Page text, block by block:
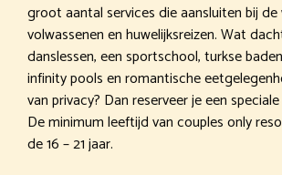
groot aantal services die aansluiten bij de
volwassenen en huwelijksreizen. Wat
danslessen, een sportschool, turkse
infinity pools en romantische
van privacy? Dan reserveer je een
De minimum leeftijd van couples only
de 16 – 21 jaar.